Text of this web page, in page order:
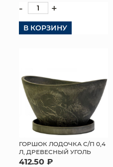
- +
В КОРЗИНУ
ГОРШОК ЛОДОЧКА С/П 0,4
Л, ДРЕВЕСНЫЙ УГОЛЬ
412.50 ₽